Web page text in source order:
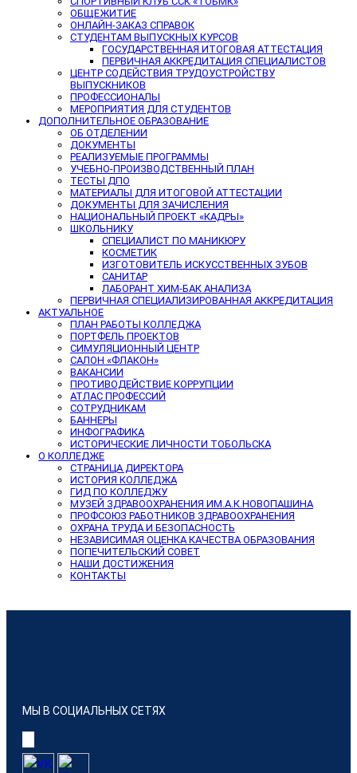
ОБЩЕЖИТИЕ
ОНЛАЙН-ЗАКАЗ СПРАВОК
СТУДЕНТАМ ВЫПУСКНЫХ КУРСОВ
ГОСУДАРСТВЕННАЯ ИТОГОВАЯ АТТЕСТАЦИЯ
ПЕРВИЧНАЯ АККРЕДИТАЦИЯ СПЕЦИАЛИСТОВ
ЦЕНТР СОДЕЙСТВИЯ ТРУДОУСТРОЙСТВУ
ВЫПУСКНИКОВ
ПРОФЕССИОНАЛЫ
МЕРОПРИЯТИЯ ДЛЯ СТУДЕНТОВ
ДОПОЛНИТЕЛЬНОЕ ОБРАЗОВАНИЕ
ОБ ОТДЕЛЕНИИ
ДОКУМЕНТЫ
РЕАЛИЗУЕМЫЕ ПРОГРАММЫ
УЧЕБНО-ПРОИЗВОДСТВЕННЫЙ ПЛАН
ТЕСТЫ ДПО
МАТЕРИАЛЫ ДЛЯ ИТОГОВОЙ АТТЕСТАЦИИ
ДОКУМЕНТЫ ДЛЯ ЗАЧИСЛЕНИЯ
НАЦИОНАЛЬНЫЙ ПРОЕКТ «КАДРЫ»
ШКОЛЬНИКУ
СПЕЦИАЛИСТ ПО МАНИКЮРУ
КОСМЕТИК
ИЗГОТОВИТЕЛЬ ИСКУССТВЕННЫХ ЗУБОВ
САНИТАР
ЛАБОРАНТ ХИМ-БАК АНАЛИЗА
ПЕРВИЧНАЯ СПЕЦИАЛИЗИРОВАННАЯ АККРЕДИТАЦИЯ
АКТУАЛЬНОЕ
ПЛАН РАБОТЫ КОЛЛЕДЖА
ПОРТФЕЛЬ ПРОЕКТОВ
СИМУЛЯЦИОННЫЙ ЦЕНТР
САЛОН «ФЛАКОН»
ВАКАНСИИ
ПРОТИВОДЕЙСТВИЕ КОРРУПЦИИ
АТЛАС ПРОФЕССИЙ
СОТРУДНИКАМ
БАННЕРЫ
ИНФОГРАФИКА
ИСТОРИЧЕСКИЕ ЛИЧНОСТИ ТОБОЛЬСКА
О КОЛЛЕДЖЕ
СТРАНИЦА ДИРЕКТОРА
ИСТОРИЯ КОЛЛЕДЖА
ГИД ПО КОЛЛЕДЖУ
МУЗЕЙ ЗДРАВООХРАНЕНИЯ ИМ.А.К.НОВОПАШИНА
ПРОФСОЮЗ РАБОТНИКОВ ЗДРАВООХРАНЕНИЯ
ОХРАНА ТРУДА И БЕЗОПАСНОСТЬ
НЕЗАВИСИМАЯ ОЦЕНКА КАЧЕСТВА ОБРАЗОВАНИЯ
ПОПЕЧИТЕЛЬСКИЙ СОВЕТ
НАШИ ДОСТИЖЕНИЯ
КОНТАКТЫ
МЫ В СОЦИАЛЬНЫХ СЕТЯХ